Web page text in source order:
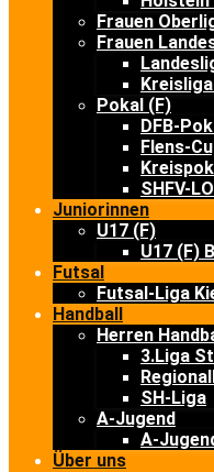
Frauen
Frauen
Pokal (F)
DFB-
Flens-
SHFV-
Juniorinnen
U17 (F)
U17 (F)
Futsal
Futsal-Liga
Handball
Herren
3.Liga
SH-Liga
A-Jugend
A-
Über uns